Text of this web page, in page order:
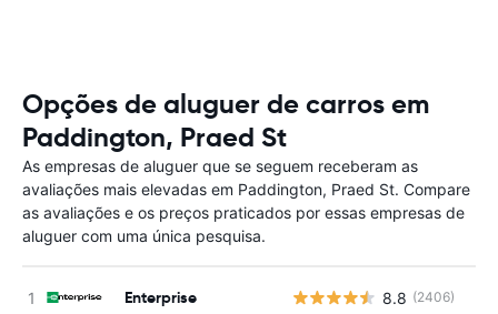
Opções de aluguer de carros em
Paddington, Praed St
As empresas de aluguer que se seguem receberam as
avaliações mais elevadas em Paddington, Praed St. Compare
as avaliações e os preços praticados por essas empresas de
aluguer com uma única pesquisa.
Enterprise 8.8 (2406)